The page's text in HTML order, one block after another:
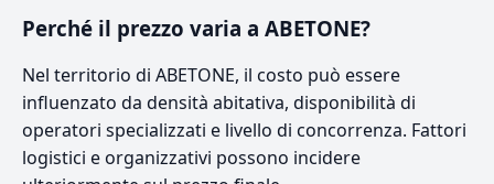
Perché il prezzo varia a ABETONE?
Nel territorio di ABETONE, il costo può essere
influenzato da densità abitativa, disponibilità di
operatori specializzati e livello di concorrenza. Fattori
logistici e organizzativi possono incidere